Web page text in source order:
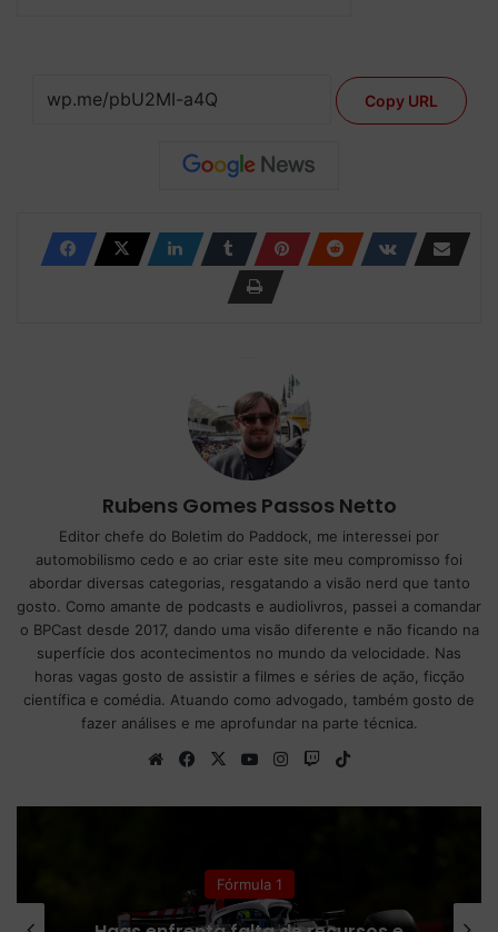
Copy URL
Rubens Gomes Passos Netto
Editor chefe do Boletim do Paddock, me interessei por
automobilismo cedo e ao criar este site meu compromisso foi
abordar diversas categorias, resgatando a visão nerd que tanto
gosto. Como amante de podcasts e audiolivros, passei a comandar
o BPCast desde 2017, dando uma visão diferente e não ficando na
superfície dos acontecimentos no mundo da velocidade. Nas
horas vagas gosto de assistir a filmes e séries de ação, ficção
científica e comédia. Atuando como advogado, também gosto de
fazer análises e me aprofundar na parte técnica.
We
te
Fa
bo
X
Yo
ub
Ins
ra
Tw
h
k
Fórmula 1